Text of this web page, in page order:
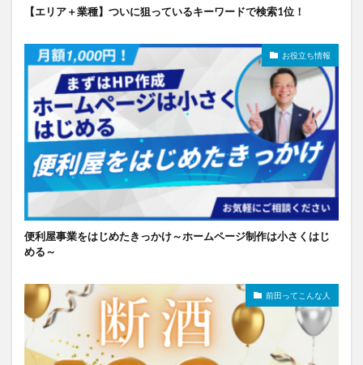
【エリア＋業種】ついに狙っているキーワードで検索1位！
お役立ち情報
便利屋事業をはじめたきっかけ～ホームページ制作は小さくはじ
める～
前田ってこんな人